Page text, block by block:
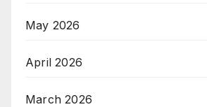
May 2026
April 2026
March 2026